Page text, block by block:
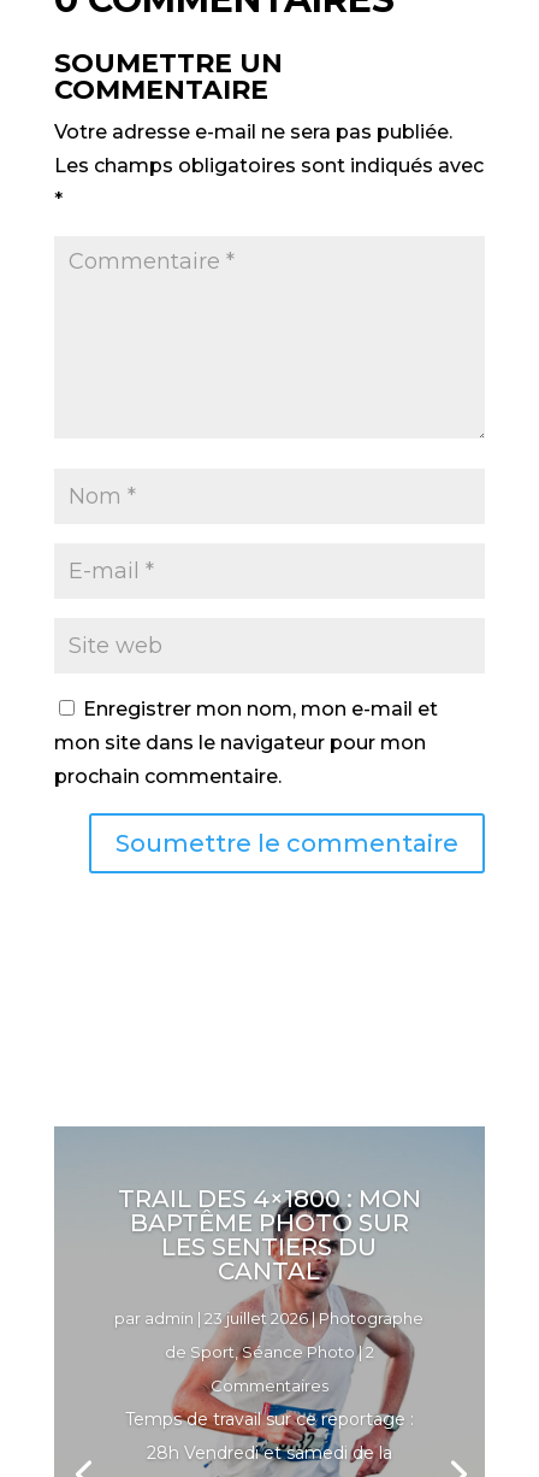
SOUMETTRE UN
COMMENTAIRE
Votre adresse e-mail ne sera pas publiée.
Les champs obligatoires sont indiqués avec
*
Enregistrer mon nom, mon e-mail et
mon site dans le navigateur pour mon
prochain commentaire.
Soumettre le commentaire
TRAIL DES 4×1800 : MON
BAPTÊME PHOTO SUR
LES SENTIERS DU
CANTAL
par admin |23 juillet 2026|Photographe
de Sport,Séance Photo| 2
Commentaires
Temps de travail sur ce reportage :
28h Vendredi et samedi de la